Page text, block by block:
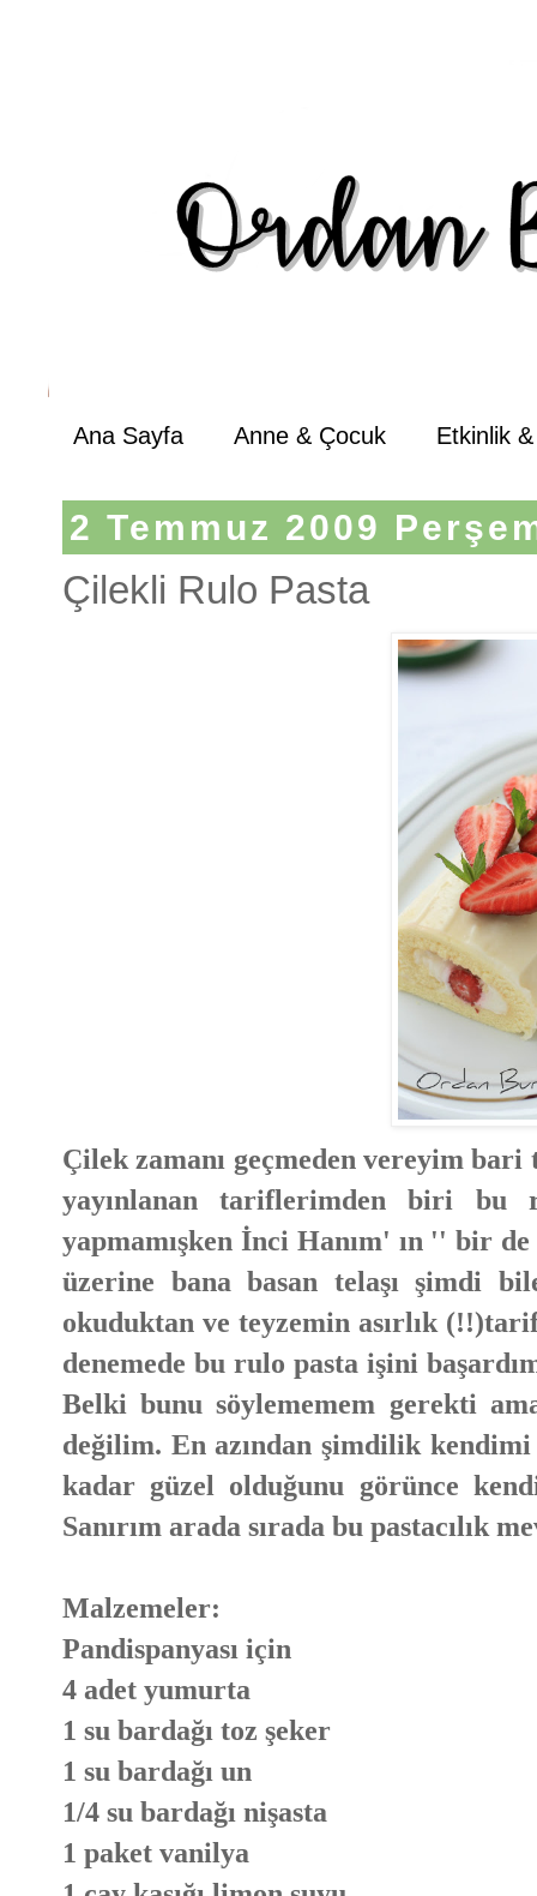
Ana Sayfa Anne & Çocuk Etkinlik
2 Temmuz 2009
Çilekli Rulo Pasta
Çilek zamanı geçmeden vereyim
yayınlanan tariflerimden biri bu
yapmamışken İnci Hanım' ın '' bir
üzerine bana basan telaşı şimdi
okuduktan ve teyzemin asırlık
denemede bu rulo pasta işini
Belki bunu söylememem gerekti
değilim. En azından şimdilik
kadar güzel olduğunu görünce
Sanırım arada sırada bu pastacılık
Malzemeler:
Pandispanyası için
4 adet yumurta
1 su bardağı toz şeker
1 su bardağı un
1/4 su bardağı nişasta
1 paket vanilya